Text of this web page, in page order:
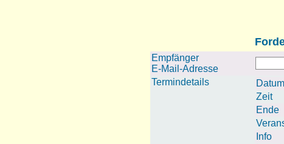
Empfänger
E-Mail-Adresse
Termindetails
Datum
Zeit
Ende
Info